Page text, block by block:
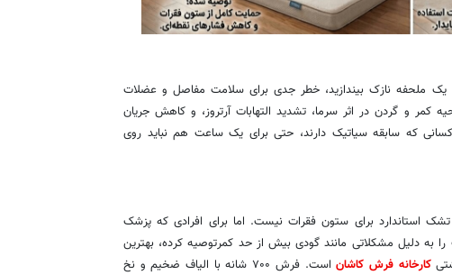
ملحفه نازک بیندازید، خطر جدی برای سلامت مفاصل و عضلات
و گردن در اثر سرما، تشدید التهابات آرتروز، و کاهش جریان
که سابقه سیاتیک دارند، حتی برای یک ساعت هم نباید روی
استاندارد برای ستون فقرات نیست. اما برای افرادی که پزشک
دلیل مشکلاتی مانند گودی بیش از حد کمرتوصیه کرده، بهترین
کارخانه فرش کاشان
است. فرش‌ ۷۰۰ شانه با الیاف ضخیم و نخ